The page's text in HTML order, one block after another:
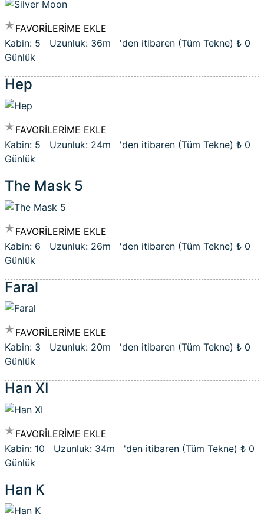
FAVORİLERİME EKLE
Kabin: 5 Uzunluk: 36m 'den itibaren (Tüm Tekne) ₺ 0
Günlük
Hep
FAVORİLERİME EKLE
Kabin: 5 Uzunluk: 24m 'den itibaren (Tüm Tekne) ₺ 0
Günlük
The Mask 5
FAVORİLERİME EKLE
Kabin: 6 Uzunluk: 26m 'den itibaren (Tüm Tekne) ₺ 0
Günlük
Faral
FAVORİLERİME EKLE
Kabin: 3 Uzunluk: 20m 'den itibaren (Tüm Tekne) ₺ 0
Günlük
Han XI
FAVORİLERİME EKLE
Kabin: 10 Uzunluk: 34m 'den itibaren (Tüm Tekne) ₺ 0
Günlük
Han K